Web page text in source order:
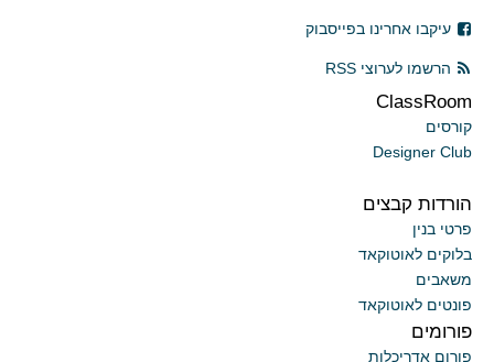
עיקבו אחרינו בפייסבוק
הרשמו לערוצי RSS
ClassRoom
קורסים
Designer Club
הורדות קבצים
פרטי בנין
בלוקים לאוטוקאד
משאבים
פונטים לאוטוקאד
פורומים
פורום אדריכלות